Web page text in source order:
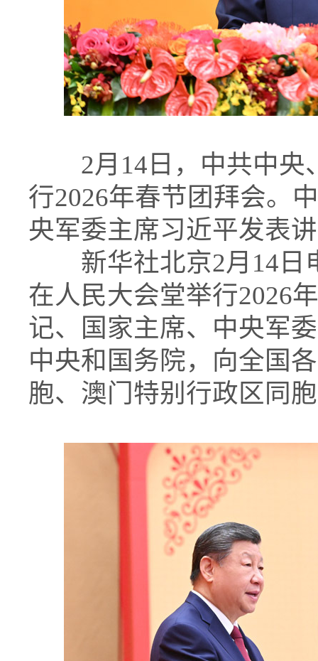
2月14日，中共中央
行2026年春节团拜会。
央军委主席习近平发表
新华社北京2月14日
在人民大会堂举行2026
记、国家主席、中央军
中央和国务院，向全国
胞、澳门特别行政区同